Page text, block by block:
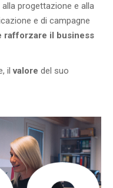
progettazione e alla
e di campagne
rafforzare il business
ilvalore del suo